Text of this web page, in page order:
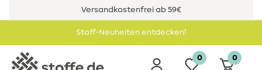
Versandkostenfrei ab 59€
Stoff-Neuheiten entdecken!
0 0